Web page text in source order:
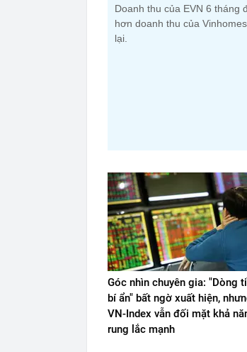
Doanh thu của EVN 6 tháng
hơn doanh thu của
lại.
Góc nhìn chuyên gia: "Dòng
bí ẩn" bất ngờ xuất hiện,
VN-Index vẫn đối mặt khả
rung lắc mạnh